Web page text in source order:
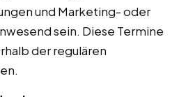
und Marketing- oder
sein. Diese Termine
der regulären